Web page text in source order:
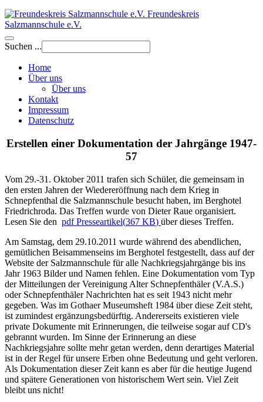
Freundeskreis
Salzmannschule e.V.
Suchen ...
Home
Über uns
Über uns
Kontakt
Impressum
Datenschutz
Erstellen einer Dokumentation der Jahrgänge 1947-
57
Vom 29.-31. Oktober 2011 trafen sich Schüler, die gemeinsam in
den ersten Jahren der Wiedereröffnung nach dem Krieg in
Schnepfenthal die Salzmannschule besucht haben, im Berghotel
Friedrichroda. Das Treffen wurde von Dieter Raue organisiert.
Lesen Sie den pdfPresseartikel(367 KB) über dieses Treffen.
Am Samstag, dem 29.10.2011 wurde während des abendlichen,
gemütlichen Beisammenseins im Berghotel festgestellt, dass auf der
Website der Salzmannschule für alle Nachkriegsjahrgänge bis ins
Jahr 1963 Bilder und Namen fehlen. Eine Dokumentation vom Typ
der Mitteilungen der Vereinigung Alter Schnepfenthäler (V.A.S.)
oder Schnepfenthäler Nachrichten hat es seit 1943 nicht mehr
gegeben. Was im Gothaer Museumsheft 1984 über diese Zeit steht,
ist zumindest ergänzungsbedürftig. Andererseits existieren viele
private Dokumente mit Erinnerungen, die teilweise sogar auf CD's
gebrannt wurden. Im Sinne der Erinnerung an diese
Nachkriegsjahre sollte mehr getan werden, denn derartiges Material
ist in der Regel für unsere Erben ohne Bedeutung und geht verloren.
Als Dokumentation dieser Zeit kann es aber für die heutige Jugend
und spätere Generationen von historischem Wert sein. Viel Zeit
bleibt uns nicht!